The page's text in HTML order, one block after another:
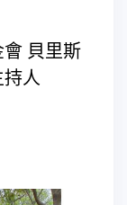
會 貝里斯
人